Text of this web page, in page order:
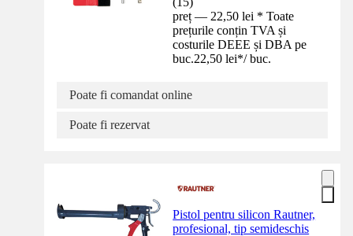
preț — 22,50 lei * Toate
prețurile conțin TVA și
costurile DEEE și DBA pe
buc.22,50 lei*/ buc.
Poate fi comandat online
Poate fi rezervat
Pistol pentru silicon Rautner,
profesional, tip semideschis